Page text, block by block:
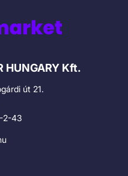
HUNGARY Kft.
út 21.
2-43